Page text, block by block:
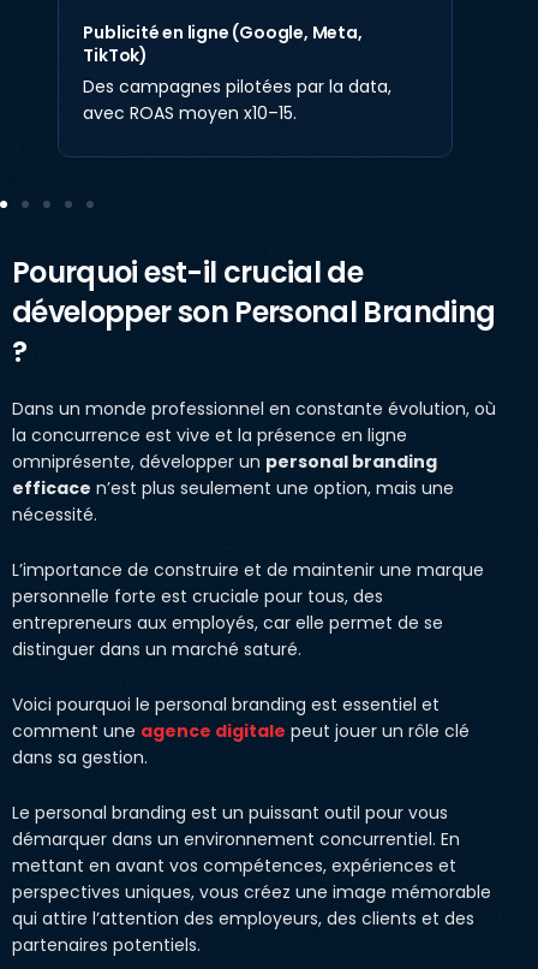
Publicité en ligne (Google, Meta,
TikTok)
Des campagnes pilotées par la data,
avec ROAS moyen x10–15.
Pourquoi est-il crucial de
développer son Personal Branding
?
Dans un monde professionnel en constante évolution, où
la concurrence est vive et la présence en ligne
omniprésente, développer un personal branding
efficace n’est plus seulement une option, mais une
nécessité.
L’importance de construire et de maintenir une marque
personnelle forte est cruciale pour tous, des
entrepreneurs aux employés, car elle permet de se
distinguer dans un marché saturé.
Voici pourquoi le personal branding est essentiel et
comment une agence digitale peut jouer un rôle clé
dans sa gestion.
Le personal branding est un puissant outil pour vous
démarquer dans un environnement concurrentiel. En
mettant en avant vos compétences, expériences et
perspectives uniques, vous créez une image mémorable
qui attire l’attention des employeurs, des clients et des
partenaires potentiels.